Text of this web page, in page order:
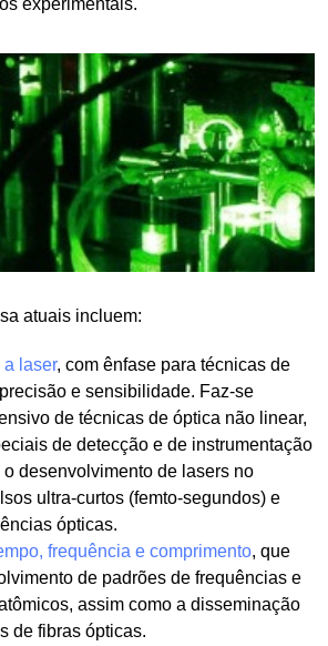
experimentais.
atuais incluem:
a laser, com ênfase para técnicas de
e sensibilidade. Faz-se
de técnicas de óptica não linear,
de detecção e de instrumentação
desenvolvimento de lasers no
ultra-curtos (femto-segundos) e
ópticas.
frequência e comprimento, que
de padrões de frequências e
assim como a disseminação
de fibras ópticas.